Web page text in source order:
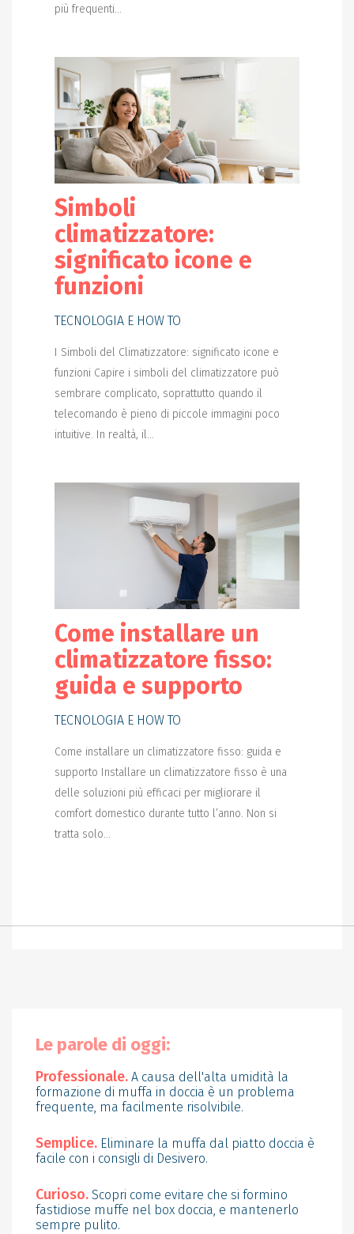
più frequenti...
Simboli
climatizzatore:
significato icone e
funzioni
TECNOLOGIA E HOW TO
I Simboli del Climatizzatore: significato icone e
funzioni Capire i simboli del climatizzatore può
sembrare complicato, soprattutto quando il
telecomando è pieno di piccole immagini poco
intuitive. In realtà, il...
Come installare un
climatizzatore fisso:
guida e supporto
TECNOLOGIA E HOW TO
Come installare un climatizzatore fisso: guida e
supporto Installare un climatizzatore fisso è una
delle soluzioni più efficaci per migliorare il
comfort domestico durante tutto l’anno. Non si
tratta solo...
Le parole di oggi:
Professionale. A causa dell'alta umidità la
formazione di muffa in doccia è un problema
frequente, ma facilmente risolvibile.
Semplice. Eliminare la muffa dal piatto doccia è
facile con i consigli di Desivero.
Curioso. Scopri come evitare che si formino
fastidiose muffe nel box doccia, e mantenerlo
sempre pulito.